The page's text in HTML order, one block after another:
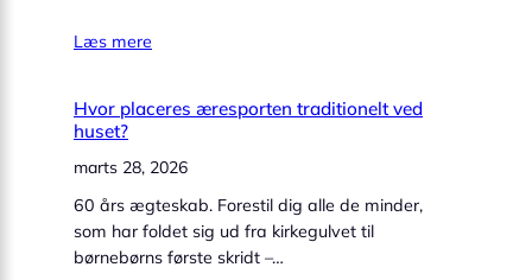
Læs mere
Hvor placeres æresporten traditionelt ved
huset?
marts 28, 2026
60 års ægteskab. Forestil dig alle de minder,
som har foldet sig ud fra kirkegulvet til
børnebørns første skridt –…